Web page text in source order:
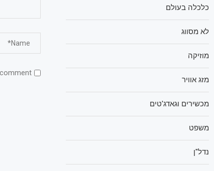
כלכלה בעולם
לא מסווג
מוזיקה
מזג אוויר
מכשירים וגאדג'טים
משפט
נדל"ן